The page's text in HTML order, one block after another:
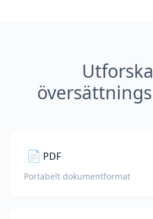
📄 PDF
Portabelt dokumentformat